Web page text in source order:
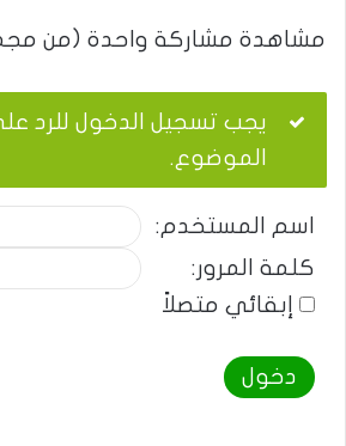
مشاهدة مشاركة واحدة (من
يجب تسجيل الدخول للرد
الموضوع.
اسم المستخدم:
كلمة المرور:
إبقائي متصلاً
دخول